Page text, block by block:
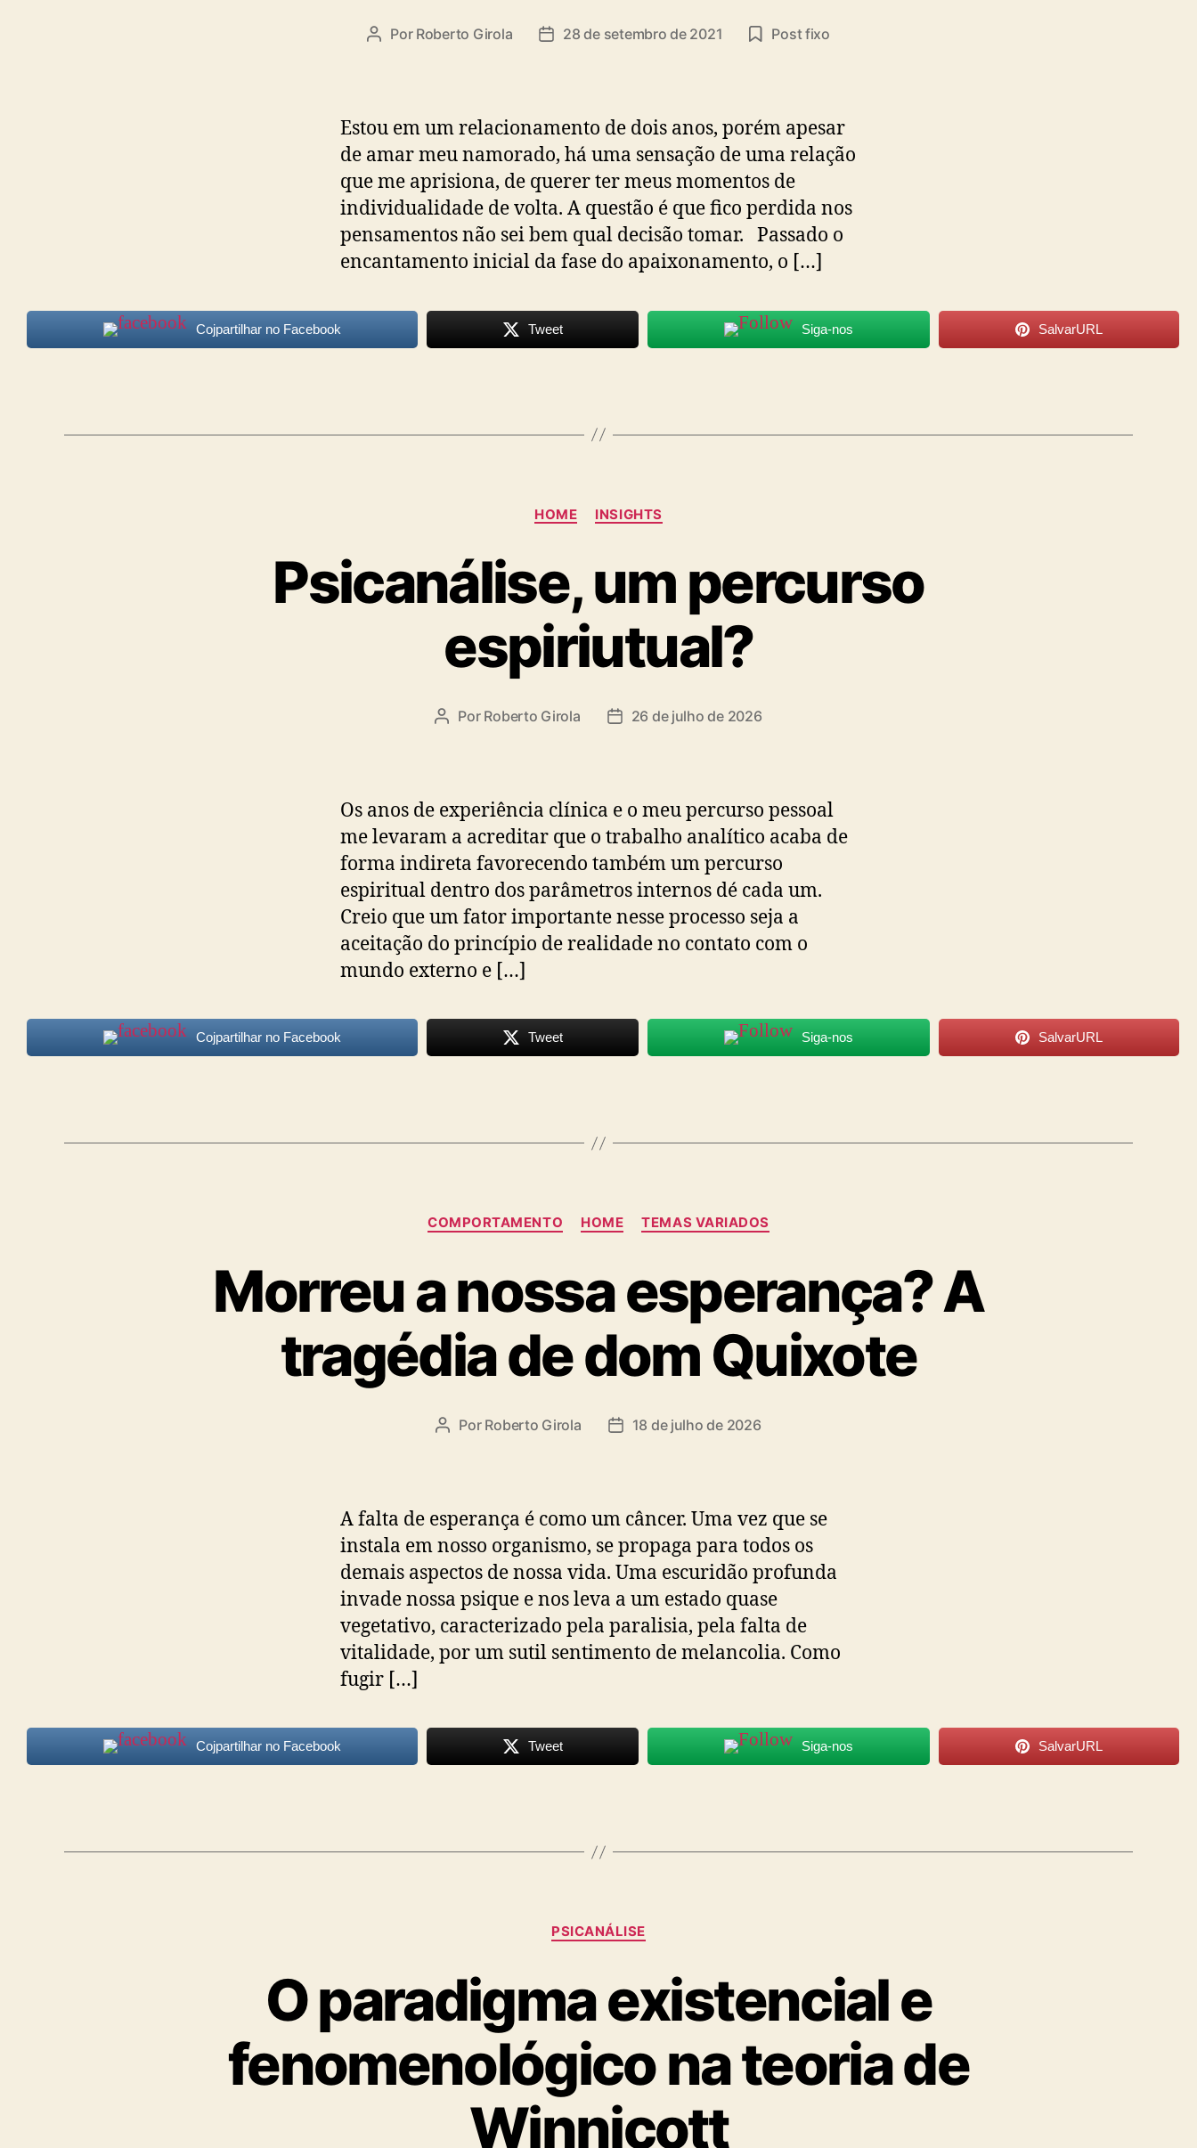
Autor
Por Roberto Girola
Data28 de setembro de 2021 Post fixo
Estou em um relacionamento de dois anos, porém apesar
de amar meu namorado, há uma sensação de uma relação
que me aprisiona, de querer ter meus momentos de
individualidade de volta. A questão é que fico perdida nos
pensamentos não sei bem qual decisão tomar. Passado o
encantamento inicial da fase do apaixonamento, o […]
Cojpartilhar no Facebook Tweet Siga-nos SalvarURL
Categorias
HOME INSIGHTS
Psicanálise, um percurso
espiriutual?
Autor
Por Roberto Girola
Data26 de julho de 2026
Os anos de experiência clínica e o meu percurso pessoal
me levaram a acreditar que o trabalho analítico acaba de
forma indireta favorecendo também um percurso
espiritual dentro dos parâmetros internos dé cada um.
Creio que um fator importante nesse processo seja a
aceitação do princípio de realidade no contato com o
mundo externo e […]
Cojpartilhar no Facebook Tweet Siga-nos SalvarURL
Categorias
COMPORTAMENTO HOME TEMAS VARIADOS
Morreu a nossa esperança? A
tragédia de dom Quixote
Autor
Por Roberto Girola
Data18 de julho de 2026
A falta de esperança é como um câncer. Uma vez que se
instala em nosso organismo, se propaga para todos os
demais aspectos de nossa vida. Uma escuridão profunda
invade nossa psique e nos leva a um estado quase
vegetativo, caracterizado pela paralisia, pela falta de
vitalidade, por um sutil sentimento de melancolia. Como
fugir […]
Cojpartilhar no Facebook Tweet Siga-nos SalvarURL
Categorias
PSICANÁLISE
O paradigma existencial e
fenomenológico na teoria de
Winnicott